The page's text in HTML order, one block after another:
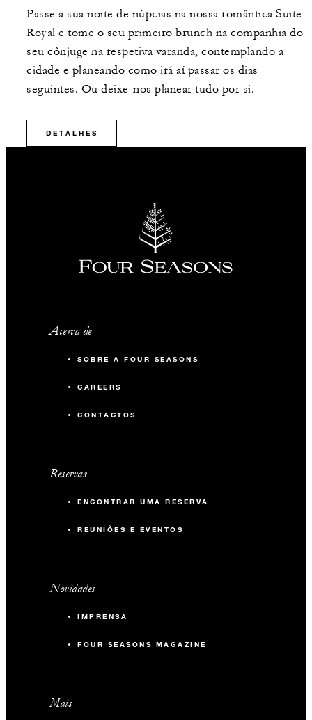
Passe a sua noite de núpcias na nossa romântica Suite
Royal e tome o seu primeiro brunch na companhia do
seu cônjuge na respetiva varanda, contemplando a
cidade e planeando como irá aí passar os dias
seguintes. Ou deixe-nos planear tudo por si.
DETALHES
Acerca de
SOBRE A FOUR SEASONS
CAREERS
CONTACTOS
Reservas
ENCONTRAR UMA RESERVA
REUNIÕES E EVENTOS
Novidades
IMPRENSA
FOUR SEASONS MAGAZINE
Mais